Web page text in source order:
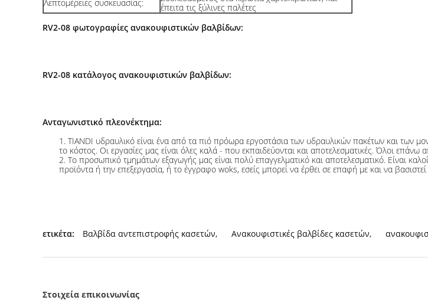
Λεπτομέρειες συσκευασίας:
έπειτα τις ξύλινες παλέτες
RV2-08 φωτογραφίες ανακουφιστικών βαλβίδων: